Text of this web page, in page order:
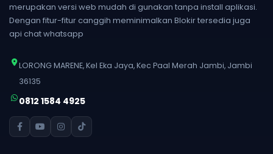
merupakan versi web mudah di gunakan tanpa install aplikasi.
Dengan fitur-fitur canggih meminimalkan Blokir tersedia juga
api chat whatsapp
LORONG MARENE, Kel Eka Jaya, Kec Paal Merah Jambi, Jambi
36135
0812 1584 4925